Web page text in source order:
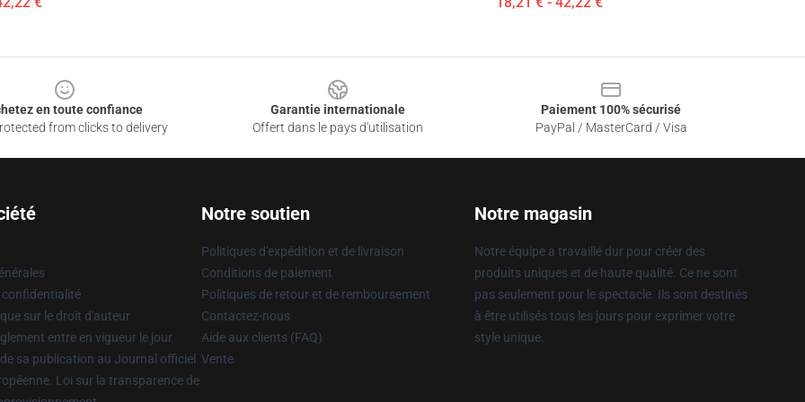
en toute confiance
from clicks to delivery
Garantie internationale
Offert dans le pays d'utilisation
Paiement 100% sécurisé
PayPal / MasterCard / Visa
confidentialité
sur le droit d'auteur
entre en vigueur le jour
sa publication au Journal officiel
Loi sur la transparence de
Notre soutien
Politiques d'expédition et de livraison
Conditions de paiement
Politiques de retour et de remboursement
Contactez-nous
Aide aux clients (FAQ)
Vente
Notre magasin
Notre équipe a travaillé dur pour créer des
produits uniques et de haute qualité. Ce ne sont
pas seulement pour le spectacle. Ils sont destinés
à être utilisés tous les jours pour exprimer votre
style unique.